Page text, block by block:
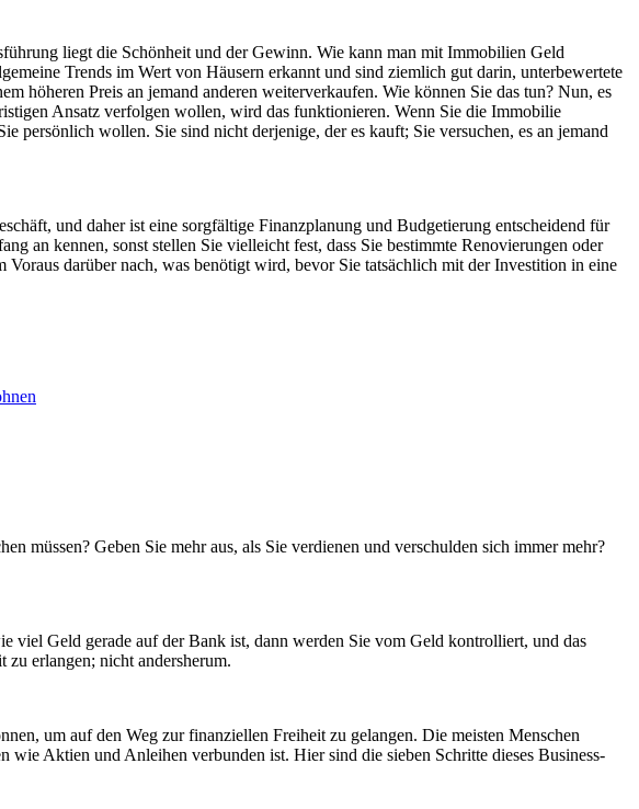
liegt die Schönheit und der Gewinn. Wie kann man mit Immobilien Geld
Trends im Wert von Häusern erkannt und sind ziemlich gut darin, unterbewertete
höheren Preis an jemand anderen weiterverkaufen. Wie können Sie das tun? Nun, es
Ansatz verfolgen wollen, wird das funktionieren. Wenn Sie die Immobilie
persönlich wollen. Sie sind nicht derjenige, der es kauft; Sie versuchen, es an jemand
und daher ist eine sorgfältige Finanzplanung und Budgetierung entscheidend für
an kennen, sonst stellen Sie vielleicht fest, dass Sie bestimmte Renovierungen oder
darüber nach, was benötigt wird, bevor Sie tatsächlich mit der Investition in eine
müssen? Geben Sie mehr aus, als Sie verdienen und verschulden sich immer mehr?
viel Geld gerade auf der Bank ist, dann werden Sie vom Geld kontrolliert, und das
zu erlangen; nicht andersherum.
um auf den Weg zur finanziellen Freiheit zu gelangen. Die meisten Menschen
Aktien und Anleihen verbunden ist. Hier sind die sieben Schritte dieses Business-